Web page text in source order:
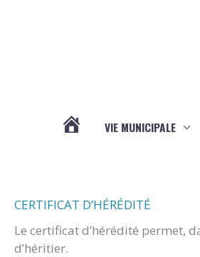
VIE MUNICIPALE
CERTIFICAT D’HÉRÉDITÉ
Le certificat d’hérédité permet,
d’héritier.